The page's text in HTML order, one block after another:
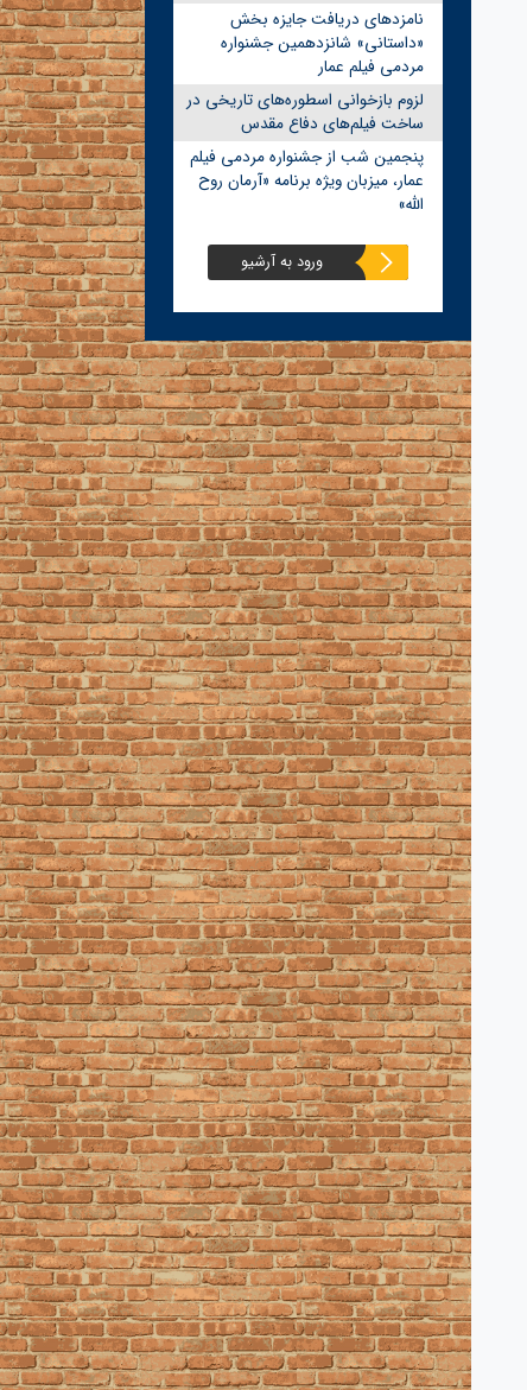
نامزدهای دریافت جایزه بخش
«داستانی» شانزدهمین جشنواره
مردمی فیلم عمار
لزوم بازخوانی اسطوره‌های تاریخی در
ساخت فیلم‌های دفاع مقدس
پنجمین شب از جشنواره مردمی فیلم
عمار، میزبان ویژه برنامه «آرمان روح
الله»
ورود به آرشیو